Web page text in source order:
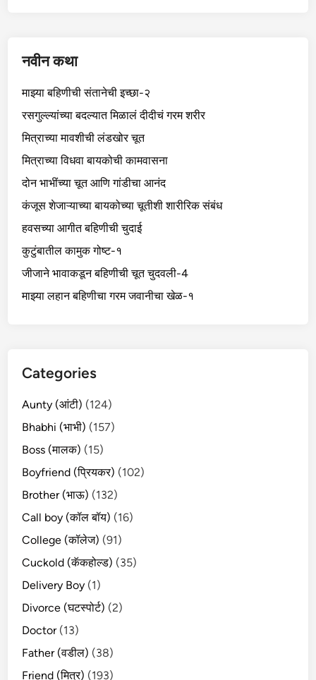
नवीन कथा
माझ्या बहिणीची संतानेची इच्छा-२
रसगुल्ल्यांच्या बदल्यात मिळालं दीदीचं गरम शरीर
मित्राच्या मावशीची लंडखोर चूत
मित्राच्या विधवा बायकोची कामवासना
दोन भाभींच्या चूत आणि गांडीचा आनंद
कंजूस शेजाऱ्याच्या बायकोच्या चूतीशी शारीरिक संबंध
हवसच्या आगीत बहिणीची चुदाई
कुटुंबातील कामुक गोष्ट-१
जीजाने भावाकडून बहिणीची चूत चुदवली-4
माझ्या लहान बहिणीचा गरम जवानीचा खेळ-१
Categories
Aunty (आंटी) (124)
Bhabhi (भाभी) (157)
Boss (मालक) (15)
Boyfriend (प्रियकर) (102)
Brother (भाऊ) (132)
Call boy (कॉल बॉय) (16)
College (कॉलेज) (91)
Cuckold (कॅकहोल्ड) (35)
Delivery Boy (1)
Divorce (घटस्पोर्ट) (2)
Doctor(13)
Father (वडील) (38)
Friend (मित्र) (193)